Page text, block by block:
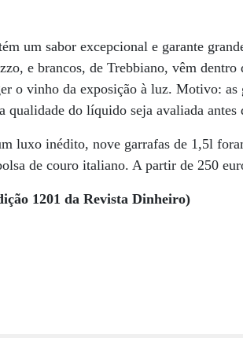
um sabor excepcional e garante
e brancos, de Trebbiano, vêm
o vinho da exposição à luz. Motivo:
qualidade do líquido seja avaliada antes
luxo inédito, nove garrafas de 1,5l
de couro italiano. A partir de 250
1201 da Revista Dinheiro)